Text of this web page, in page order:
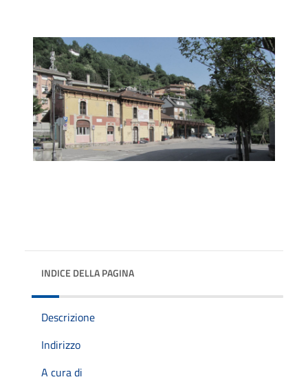
INDICE DELLA PAGINA
Descrizione
Indirizzo
A cura di